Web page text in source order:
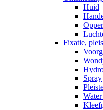
Huid
Fixatie,
Spray
Water